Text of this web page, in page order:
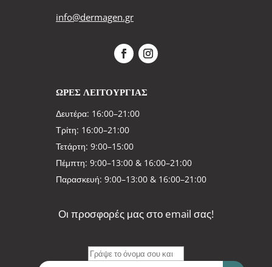
info@dermagen.gr
ΩΡΕΣ ΛΕΙΤΟΥΡΓΙΑΣ
Δευτέρα: 16:00–21:00
Τρίτη: 16:00–21:00
Τετάρτη: 9:00–15:00
Πέμπτη: 9:00–13:00 & 16:00–21:00
Παρασκευή: 9:00–13:00 & 16:00–21:00
Οι προσφορές μας στο email σας!